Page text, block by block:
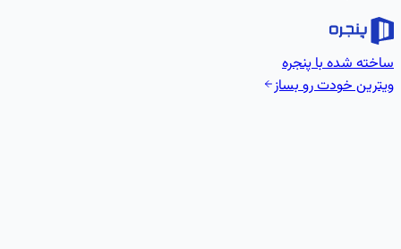
ساخته شده با پنجره
ویترین خودت رو بساز